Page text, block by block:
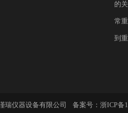
的
常
到
瑞仪器设备有限公司 备案号： 浙ICP备